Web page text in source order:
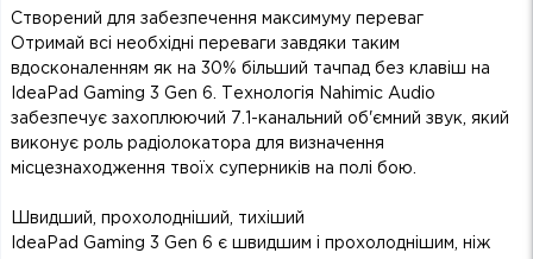
Створений для забезпечення максимуму переваг
Отримай всі необхідні переваги завдяки таким
вдосконаленням як на 30% більший тачпад без клавіш на
IdeaPad Gaming 3 Gen 6. Технологія Nahimic Audio
забезпечує захоплюючий 7.1-канальний об'ємний звук, який
виконує роль радіолокатора для визначення
місцезнаходження твоїх суперників на полі бою.
Швидший, прохолодніший, тихіший
IdeaPad Gaming 3 Gen 6 є швидшим і прохолоднішим, ніж